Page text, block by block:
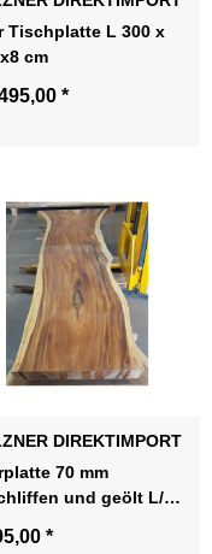
Tischplatte L 300 x
cm
*
DIREKTIMPORT
70 mm
und geölt L/B
*